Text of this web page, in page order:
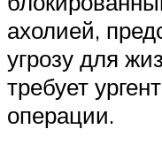
ахолией,
угрозу для
требует
операции.